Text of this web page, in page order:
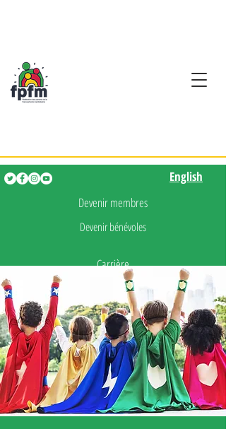
Devenir membres
Devenir bénévoles
Carrière
Presse
Faire un don
English